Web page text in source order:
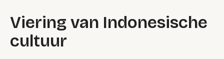
Viering van Indonesische
cultuur